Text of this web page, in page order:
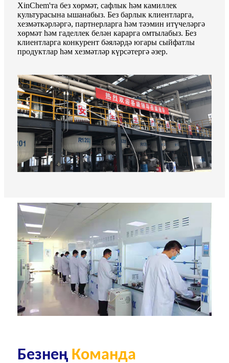
XinChem'та без хөрмәт, сафлык һәм камиллек
культурасына ышанабыз. Без барлык клиентларга,
хезмәткәрләргә, партнерларга һәм тәэмин итүчеләргә
хөрмәт һәм гаделлек белән карарга омтылабыз. Без
клиентларга конкурент бәяләрдә югары сыйфатлы
продуктлар һәм хезмәтләр күрсәтергә әзер.
Безнең Команда